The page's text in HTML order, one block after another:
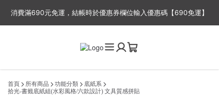
消費滿690元免運，結帳時於優惠券欄位輸入優惠碼【690免運】
2-3工作天出貨，抱歉無法指定出貨時間喔~
首頁 所有商品 功能分類
底紙系
拾光-書籤底紙組(水彩風格/六款設計) 文具質感拼貼